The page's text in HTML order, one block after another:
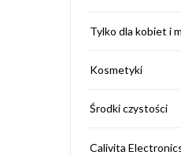
Tylko dla kobiet i
Kosmetyki
Środki czystości
Calivita